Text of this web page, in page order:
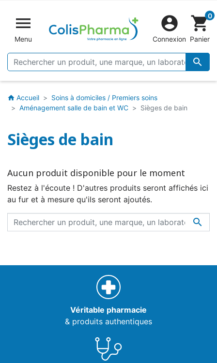

Menu


Connexion
shopping_cart0
Panier
home Accueil
Soins à domiciles / Premiers soins
Aménagement salle de bain et WC
Sièges de bain
Sièges de bain
Aucun produit disponible pour le moment
Restez à l'écoute ! D'autres produits seront affichés ici
au fur et à mesure qu'ils seront ajoutés.

Véritable pharmacie
& produits authentiques